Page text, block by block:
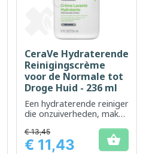
CeraVe Hydraterende
Reinigingscrème
voor de Normale tot
Droge Huid - 236 ml
Een hydraterende reiniger
die onzuiverheden, make-
gezicht en lichaam
verwijdert
Prijs
€ 13,45
€ 11,43 